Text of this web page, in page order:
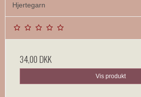
Hjertegarn
34,00 DKK
Vis produkt